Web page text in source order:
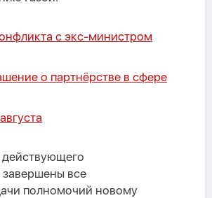
с экс-министром
о партнёрстве в сфере
завершены все
полномочий новому